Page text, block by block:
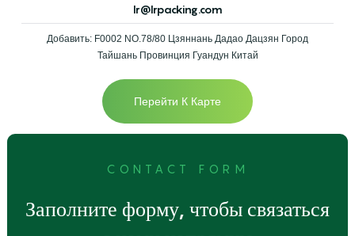
lr@lrpacking.com
Добавить: F0002 NO.78/80 Цзяннань Дадао Дацзян Город
Тайшань Провинция Гуандун Китай
Перейти К Карте
CONTACT FORM
Заполните форму, чтобы связаться